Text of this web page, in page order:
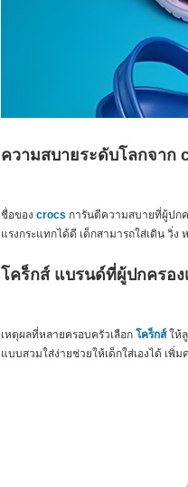
ความสบายระดับโลกจาก
ชื่อของ crocs การันตีความสบายที่ผู้ปก
แรงกระแทกได้ดี เด็กสามารถใส่เดิน วิ่ง
โคร็กส์ แบรนด์ที่ผู้ปกครอง
เหตุผลที่หลายครอบครัวเลือก โคร็กส์ให้ลู
แบบสวมใส่ง่ายช่วยให้เด็กใส่เองได้ เพิ่